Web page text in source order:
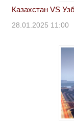
Казахстан VS
28.01.2025 11:00